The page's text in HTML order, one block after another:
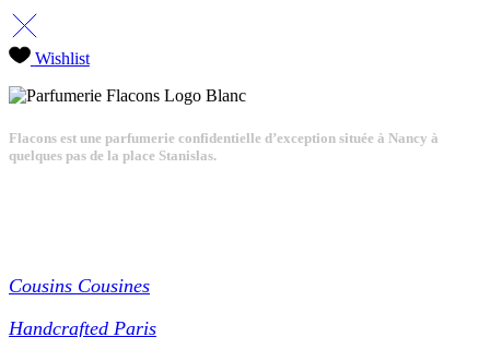
Wishlist
Flacons est une parfumerie confidentielle d’exception située à Nancy à
quelques pas de la place Stanislas.
Cousins Cousines
Handcrafted Paris